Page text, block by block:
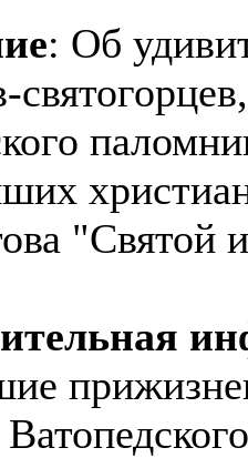
: Об
"Святой